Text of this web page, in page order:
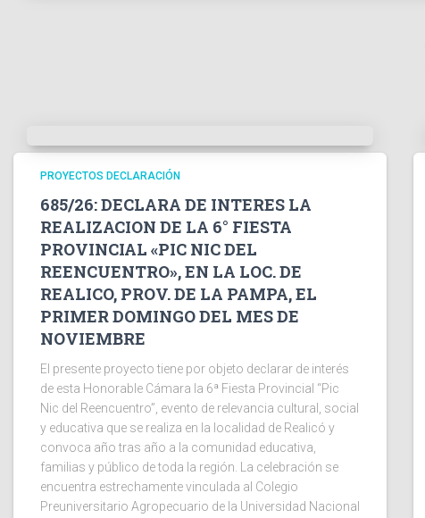
PROYECTOS DECLARACIÓN
685/26: DECLARA DE INTERES LA
REALIZACION DE LA 6° FIESTA
PROVINCIAL «PIC NIC DEL
REENCUENTRO», EN LA LOC. DE
REALICO, PROV. DE LA PAMPA, EL
PRIMER DOMINGO DEL MES DE
NOVIEMBRE
El presente proyecto tiene por objeto declarar de interés
de esta Honorable Cámara la 6ª Fiesta Provincial “Pic
Nic del Reencuentro”, evento de relevancia cultural, social
y educativa que se realiza en la localidad de Realicó y
convoca año tras año a la comunidad educativa,
familias y público de toda la región. La celebración se
encuentra estrechamente vinculada al Colegio
Preuniversitario Agropecuario de la Universidad Nacional